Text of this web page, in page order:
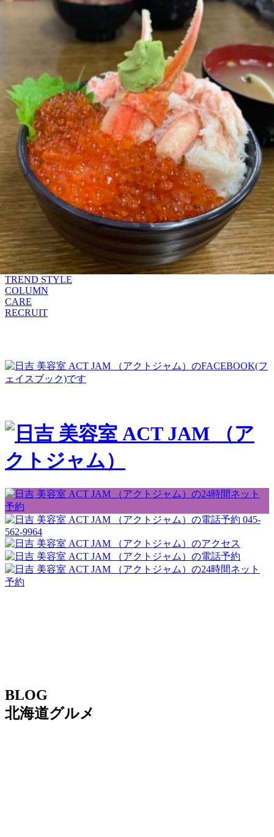
SALON INFORMATION
MOVIE
TREND STYLE
COLUMN
CARE
RECRUIT
MENU
SALON INFORMATION
STAFF
GALLERY
BLOG
MOVIE
TREND STYLE
COLUMN
CARE
RECRUIT
045-
562-9964
BLOG
北海道グルメ